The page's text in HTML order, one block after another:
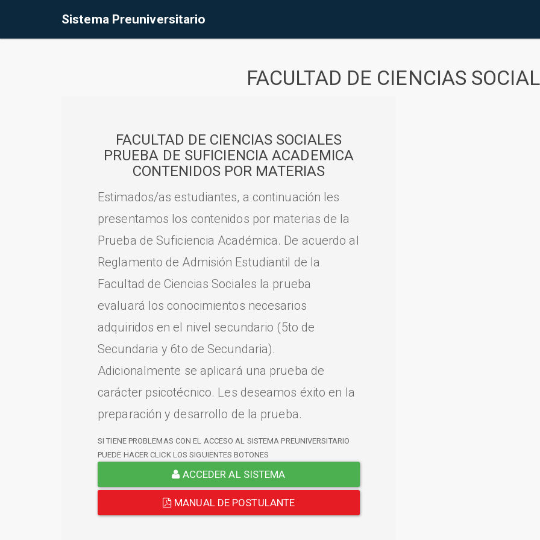
Sistema Preuniversitario
FACULTAD DE CIENCIAS
FACULTAD DE CIENCIAS SOCIALES
PRUEBA DE SUFICIENCIA ACADEMICA
CONTENIDOS POR MATERIAS
Estimados/as estudiantes, a continuación les
presentamos los contenidos por materias de la
Prueba de Suficiencia Académica. De acuerdo al
Reglamento de Admisión Estudiantil de la
Facultad de Ciencias Sociales la prueba
evaluará los conocimientos necesarios
adquiridos en el nivel secundario (5to de
Secundaria y 6to de Secundaria).
Adicionalmente se aplicará una prueba de
carácter psicotécnico. Les deseamos éxito en la
preparación y desarrollo de la prueba.
SI TIENE PROBLEMAS CON EL ACCESO AL SISTEMA PREUNIVERSITARIO
PUEDE HACER CLICK LOS SIGUIENTES BOTONES
ACCEDER AL SISTEMA
MANUAL DE POSTULANTE